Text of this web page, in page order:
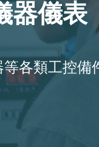
器儀表
工控備件